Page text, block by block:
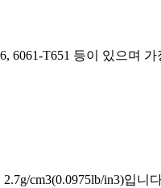
6061-T651 등이 있으며
cm3(0.0975lb/in3)입